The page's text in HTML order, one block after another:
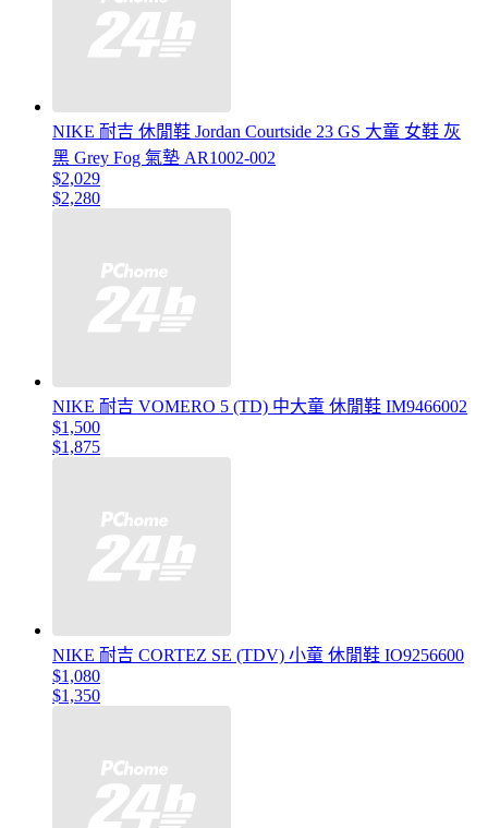
NIKE 耐吉 休閒鞋 Jordan Courtside 23 GS 大童 女鞋 灰
黑 Grey Fog 氣墊 AR1002-002
$2,029
$2,280
NIKE 耐吉 VOMERO 5 (TD) 中大童 休閒鞋 IM9466002
$1,500
$1,875
NIKE 耐吉 CORTEZ SE (TDV) 小童 休閒鞋 IO9256600
$1,080
$1,350